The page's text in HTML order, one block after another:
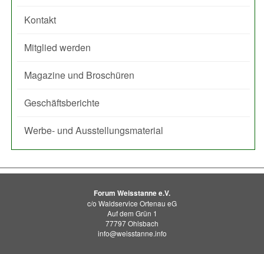
Kontakt
Mitglied werden
Magazine und Broschüren
Geschäftsberichte
Werbe- und Ausstellungsmaterial
Forum Weisstanne e.V.
c/o Waldservice Ortenau eG
Auf dem Grün 1
77797 Ohlsbach
info@weisstanne.info